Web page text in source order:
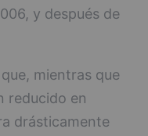
y después de
mientras que
reducido en
drásticamente